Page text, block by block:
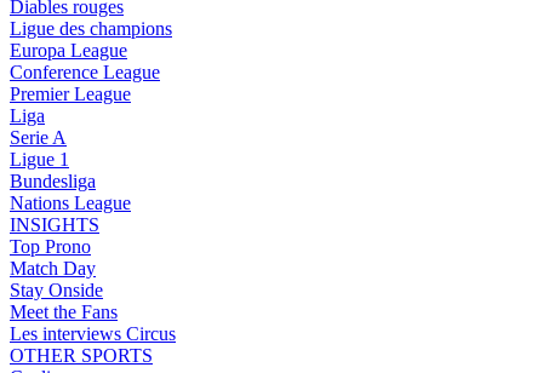
Diables rouges
Ligue des champions
Europa League
Conference League
Premier League
Liga
Serie A
Ligue 1
Bundesliga
Nations League
INSIGHTS
Top Prono
Match Day
Stay Onside
Meet the Fans
Les interviews Circus
OTHER SPORTS